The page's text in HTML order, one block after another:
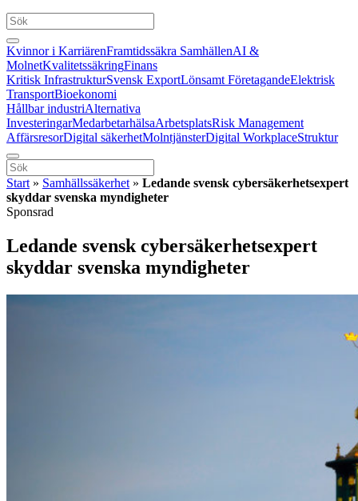
Kvinnor i KarriärenFramtidssäkra SamhällenAI &
MolnetKvalitetssäkringFinans
Kritisk InfrastrukturSvensk ExportLönsamt FöretagandeElektrisk
TransportBioekonomi
Hållbar industriAlternativa
InvesteringarMedarbetarhälsaArbetsplatsRisk Management
AffärsresorDigital säkerhetMolntjänsterDigital WorkplaceStruktur
Start » Samhällssäkerhet » Ledande svensk cybersäkerhetsexpert
skyddar svenska myndigheter
Sponsrad
Ledande svensk cybersäkerhetsexpert
skyddar svenska myndigheter